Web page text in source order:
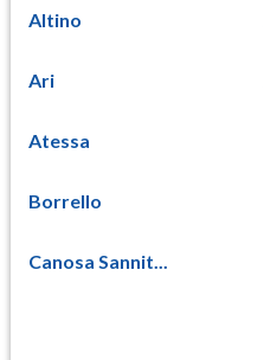
Altino
Ari
Atessa
Borrello
Canosa Sannit...